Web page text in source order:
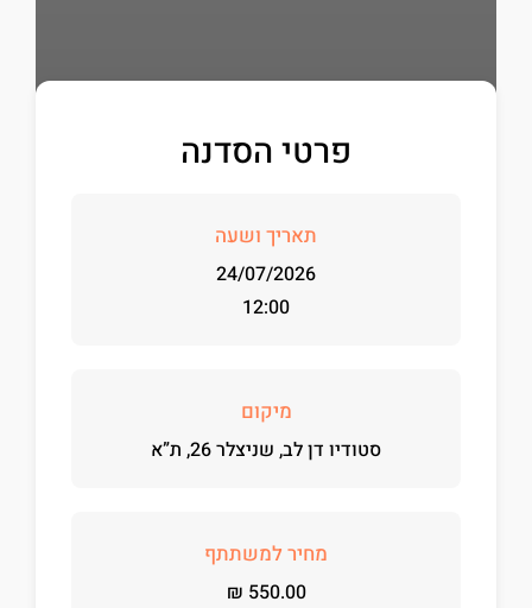
פרטי הסדנה
תאריך ושעה
24/07/2026
12:00
מיקום
סטודיו דן לב, שניצלר 26, ת”א
מחיר למשתתף
₪ 550.00